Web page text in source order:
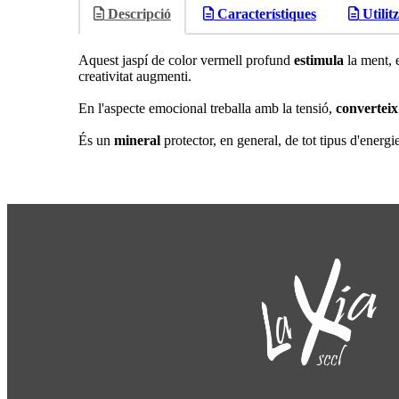
Descripció Característiques
Aquest jaspí de color vermell profund estimula la ment,
creativitat augmenti.
En l'aspecte emocional treballa amb la tensió, converteix
És un mineralprotector, en general, de tot tipus